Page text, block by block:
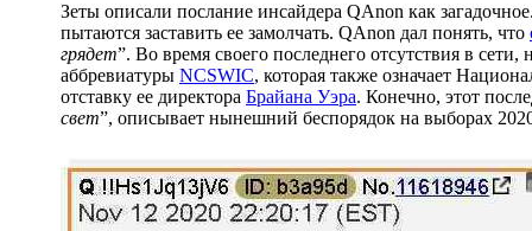
Зеты описали послание инсайдера QAnon как
пытаются заставить ее замолчать. QAnon дал понять, что
грядет”. Во время своего последнего отсутствия в
аббревиатуры NCSWIC, которая также означает
отставку ее директора Брайана Уэра. Конечно, этот
свет”, описывает нынешний беспорядок на выборах